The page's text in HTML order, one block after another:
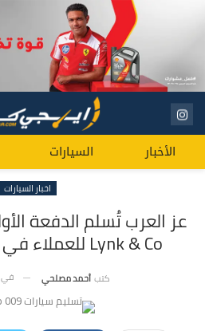
الأخبار السيارات
اخبار السيارات
Lynk & Co ﻟﻠﻌﻤﻼء ﻓﻲ اﺣﺘﻔﺎﻟﯿﺔ ﻣﻤﯿﺰة
كتب أحمد مصلحي في